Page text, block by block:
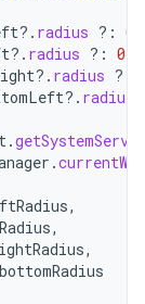
?. radius ?: 0
?. radius ?: 0
?. radius ?:
?. radius
.
.
,
,
,
bottomRadius